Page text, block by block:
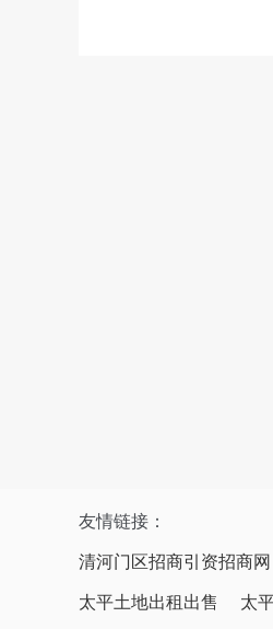
友情链接：
清河门区招商引资招商网
太平土地出租出售 太